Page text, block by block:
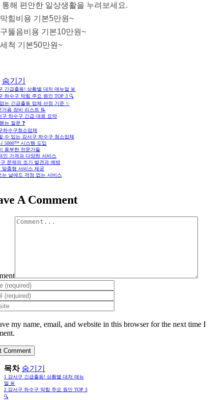
통해 편안한 일상생활을 누려보세요.
힘비용 기본5만원~
뚫음비용 기본10만원~
척 기본50만원~
숨기기
긴급출동! 상황별 대처 매뉴얼 🚨
하수구 막힘 주요 원인 TOP 3 🔍
는 긴급출동 업체 선정 기준 ✨
가용 장비 리스트 📝
구 하수구 긴급 대응 요약
는 질문 ❓
하수구청소업체
수 있는 강서구 하수구 청소업체
5000™ 시스템 도입
풍부한 전문가들
인 가격과 다양한 서비스
문제의 조기 발견과 예방
맞춤형 서비스 제공
는 날에도 걱정 없는 서비스
A Comment
my name, email, and website in this browser for the next time I
목차 숨기기
1 강서구 긴급출동! 상황별 대처 매뉴
얼 🚨
2 강서구 하수구 막힘 주요 원인 TOP 3
🔍